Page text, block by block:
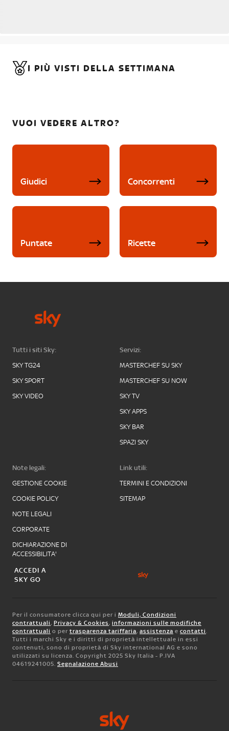
I PIÙ VISTI DELLA SETTIMANA
VUOI VEDERE ALTRO?
Giudici Concorrenti
Puntate Ricette
Tutti i siti Sky:
SKY TG24
SKY SPORT
SKY VIDEO
Servizi:
MASTERCHEF SU SKY
MASTERCHEF SU NOW
SKY TV
SKY APPS
SKY BAR
SPAZI SKY
Note legali:
GESTIONE COOKIE
COOKIE POLICY
NOTE LEGALI
CORPORATE
DICHIARAZIONE DI
ACCESSIBILITA'
Link utili:
TERMINI E CONDIZIONI
SITEMAP
ACCEDI A
SKY GO
Per il consumatore clicca qui per i Moduli, Condizioni
contrattuali, Privacy & Cookies, informazioni sulle modifiche
contrattuali o per trasparenza tariffaria, assistenza e contatti.
Tutti i marchi Sky e i diritti di proprietà intellettuale in essi
contenuti, sono di proprietà di Sky international AG e sono
utilizzati su licenza. Copyright 2025 Sky Italia - P.IVA
04619241005. Segnalazione Abusi